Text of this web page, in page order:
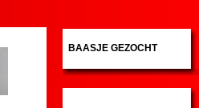
BAASJE GEZOCHT